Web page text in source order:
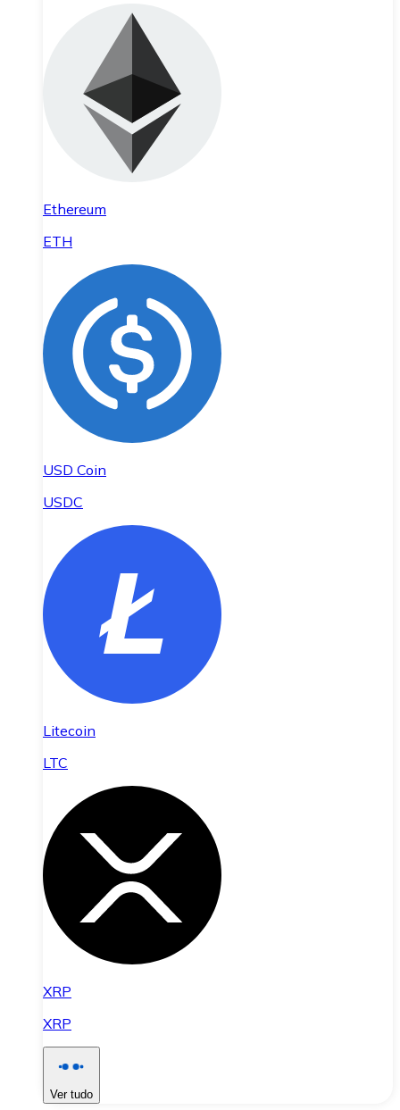
Ethereum
ETH
USD Coin
USDC
Litecoin
LTC
XRP
XRP
Ver tudo